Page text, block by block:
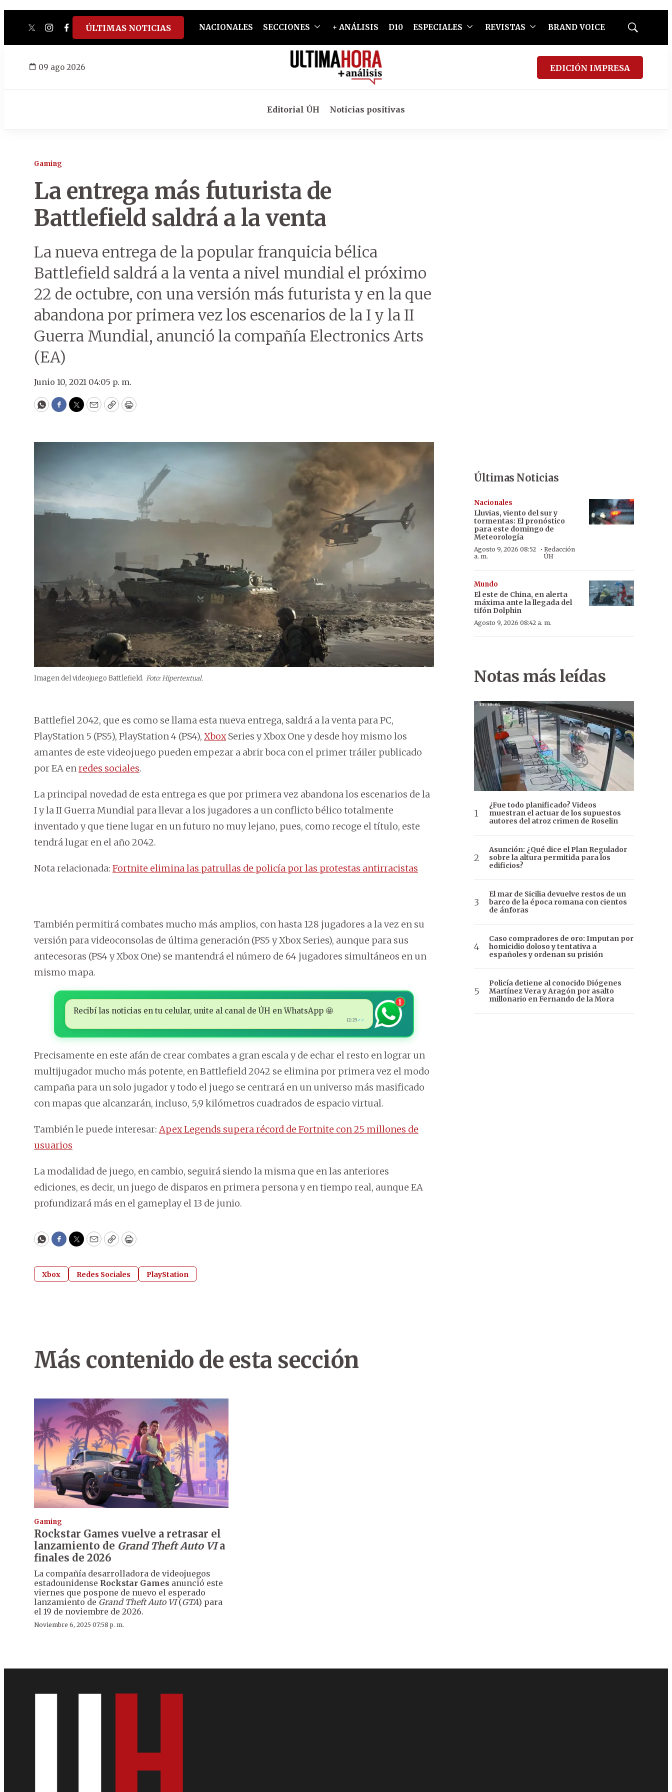
twitterinstagram
facebook
tiktokyoutube
spotify
ÚLTIMAS NOTICIAS NACIONALES SECCIONES + ANÁLISIS D10 ESPECIALES REVISTAS BRAND VOICE
Mostrar
09 ago 2026 EDICIÓN IMPRESA
Editorial ÚH Noticias positivas
Gaming
La entrega más futurista de
Battlefield saldrá a la venta
La nueva entrega de la popular franquicia bélica
Battlefield saldrá a la venta a nivel mundial el próximo
22 de octubre, con una versión más futurista y en la que
abandona por primera vez los escenarios de la I y la II
Guerra Mundial, anunció la compañía Electronics Arts
(EA)
Junio 10, 2021 04:05 p. m.
WhatsApp
Facebook
Twitter
EmailCopyPrint
Imagen del videojuego Battlefield. Foto: Hipertextual.
Battlefiel 2042, que es como se llama esta nueva entrega, saldrá a la venta para PC,
PlayStation 5 (PS5), PlayStation 4 (PS4), XboxSeries y Xbox One y desde hoy mismo los
amantes de este videojuego pueden empezar a abrir boca con el primer tráiler publicado
por EA enredes sociales.
La principal novedad de esta entrega es que por primera vez abandona los escenarios de la
I y la II Guerra Mundial para llevar a los jugadores a un conflicto bélico totalmente
inventado y que tiene lugar en un futuro no muy lejano, pues, como recoge el título, este
tendrá lugar en el año 2042.
Nota relacionada: Fortnite elimina las patrullas de policía por las protestas antirracistas
También permitirá combates mucho más amplios, con hasta 128 jugadores a la vez en su
versión para videoconsolas de última generación (PS5 y Xbox Series), aunque para sus
antecesoras (PS4 y Xbox One) se mantendrá el número de 64 jugadores simultáneos en un
mismo mapa.
Recibí las noticias en tu celular, unite al canal de ÚH en WhatsApp 🤩
12:25 ✓✓
1
Precisamente en este afán de crear combates a gran escala y de echar el resto en lograr un
multijugador mucho más potente, en Battlefield 2042 se elimina por primera vez el modo
campaña para un solo jugador y todo el juego se centrará en un universo más masificado
con mapas que alcanzarán, incluso, 5,9 kilómetros cuadrados de espacio virtual.
También le puede interesar: Apex Legends supera récord de Fortnite con 25 millones de
usuarios
La modalidad de juego, en cambio, seguirá siendo la misma que en las anteriores
ediciones, es decir, un juego de disparos en primera persona y en tiempo real, aunque EA
profundizará más en el gameplay el 13 de junio.
WhatsApp
Facebook
Twitter
EmailCopyPrint
Xbox Redes Sociales PlayStation
Últimas Noticias
Nacionales
Lluvias, viento del sur y
tormentas: El pronóstico
para este domingo de
Meteorología
Agosto 9, 2026 08:52
a. m.
· Redacción
ÚH
Mundo
El este de China, en alerta
máxima ante la llegada del
tifón Dolphin
Agosto 9, 2026 08:42 a. m.
Notas más leídas
¿Fue todo planificado? Videos
muestran el actuar de los supuestos
autores del atroz crimen de Roselin
Asunción: ¿Qué dice el Plan Regulador
sobre la altura permitida para los
edificios?
El mar de Sicilia devuelve restos de un
barco de la época romana con cientos
de ánforas
Caso compradores de oro: Imputan por
homicidio doloso y tentativa a
españoles y ordenan su prisión
Policía detiene al conocido Diógenes
Martínez Vera y Aragón por asalto
millonario en Fernando de la Mora
Más contenido de esta sección
Gaming
Rockstar Games vuelve a retrasar el
lanzamiento de Grand Theft Auto VIa
finales de 2026
La compañía desarrolladora de videojuegos
estadounidense Rockstar Games anunció este
viernes que pospone de nuevo el esperado
lanzamiento de Grand Theft Auto VI(GTA) para
el 19 de noviembre de 2026.
Noviembre 6, 2025 07:58 p. m.